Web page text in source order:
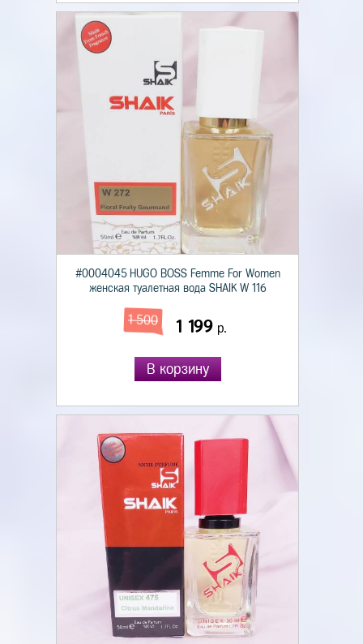
#0004045 HUGO BOSS Femme For Women
женская туалетная вода SHAIK W 116
1 500 1 199 р.
В корзину